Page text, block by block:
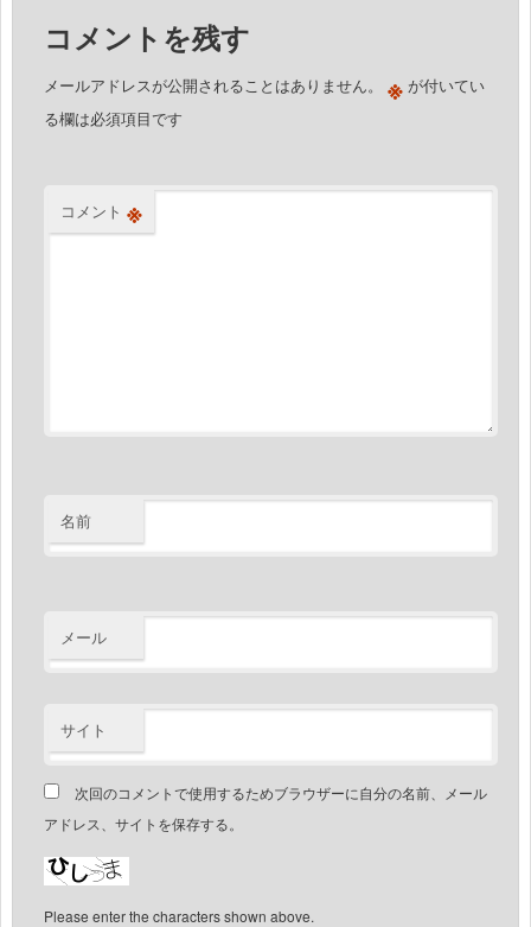
コメントを残す
メールアドレスが公開されることはありません。 ※が付いてい
る欄は必須項目です
コメント ※
名前
メール
サイト
次回のコメントで使用するためブラウザーに自分の名前、メール
アドレス、サイトを保存する。
Please enter the characters shown above.